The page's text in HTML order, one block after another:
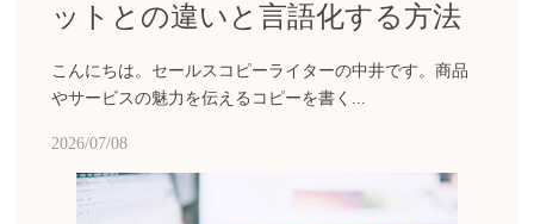
ットとの違いと言語化する方法
こんにちは。セールスコピーライターの中井です。商品
やサービスの魅力を伝えるコピーを書く...
2026/07/08